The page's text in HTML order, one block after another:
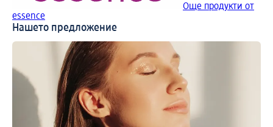
Още продукти от
essence
Нашето предложение